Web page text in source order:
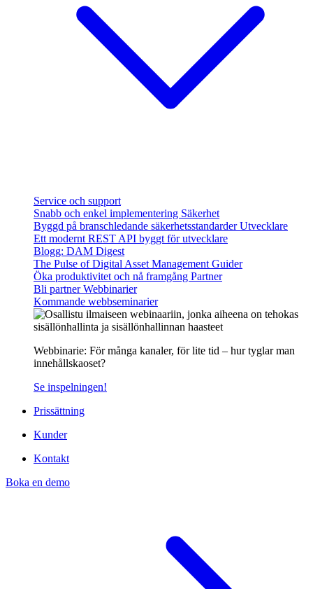
Service och support
Snabb och enkel implementering Säkerhet
Byggd på branschledande säkerhetsstandarderUtvecklare
Ett modernt REST API byggt för utvecklare
Blogg: DAM Digest
The Pulse of Digital Asset Management Guider
Öka produktivitet och nå framgång Partner
Bli partnerWebbinarier
Kommande webbseminarier
Webbinarie: För många kanaler, för lite tid – hur tyglar man
innehållskaoset?
Se inspelningen!
Prissättning
Kunder
Kontakt
Boka en demo